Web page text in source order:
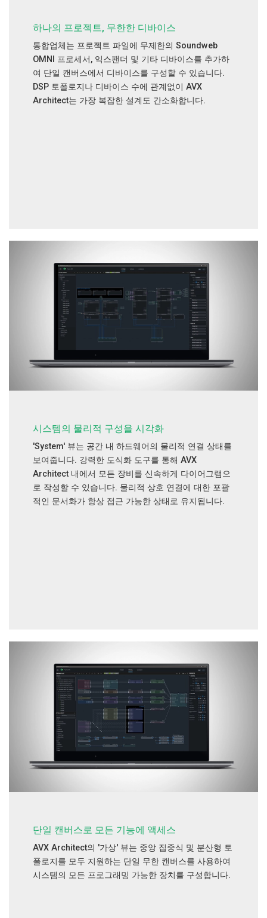
하나의 프로젝트, 무한한 디바이스
통합업체는 프로젝트 파일에 무제한의 Soundweb
OMNI 프로세서, 익스팬더 및 기타 디바이스를 추가하
여 단일 캔버스에서 디바이스를 구성할 수 있습니다.
DSP 토폴로지나 디바이스 수에 관계없이 AVX
Architect는 가장 복잡한 설계도 간소화합니다.
시스템의 물리적 구성을 시각화
'System' 뷰는 공간 내 하드웨어의 물리적 연결 상태를
보여줍니다. 강력한 도식화 도구를 통해 AVX
Architect 내에서 모든 장비를 신속하게 다이어그램으
로 작성할 수 있습니다. 물리적 상호 연결에 대한 포괄
적인 문서화가 항상 접근 가능한 상태로 유지됩니다.
단일 캔버스로 모든 기능에 액세스
AVX Architect의 '가상' 뷰는 중앙 집중식 및 분산형 토
폴로지를 모두 지원하는 단일 무한 캔버스를 사용하여
시스템의 모든 프로그래밍 가능한 장치를 구성합니다.